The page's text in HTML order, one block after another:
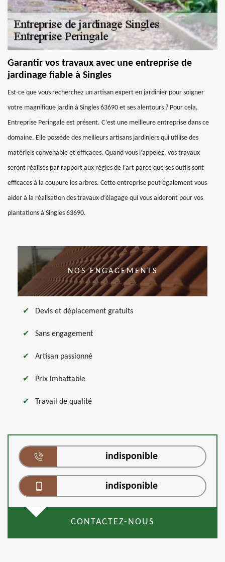
Garantir vos travaux avec une entreprise de
jardinage fiable à Singles
Est-ce que vous recherchez un artisan expert en jardinier pour soigner
votre magnifique jardin à Singles 63690 et ses alentours ? Pour cela,
Entreprise Peringale est présent. C’est une meilleure entreprise dans ce
domaine. Elle possède des meilleurs artisans jardiniers qui utilise des
matériels convenable et efficaces. Quand vous l’appelez, vos travaux
seront réalisés par rapport aux règles de l’art parce que ses outils sont
efficaces à la coupure les arbres. Cette entreprise peut également vous
aider à la réalisation des travaux d’élagage qui vous aideront pour vos
plantations à Singles 63690.
NOS ENGAGEMENTS
Devis et déplacement gratuits
Sans engagement
Artisan passionné
Prix imbattable
Travail de qualité
indisponible
indisponible
CONTACTEZ-NOUS